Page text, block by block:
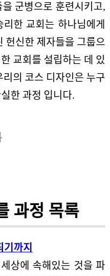
군병으로 훈련시키고,
한 교회는 하나님에게
헌신한 제자들을 그룹으
교회를 설립하는 데 있
의 코스 디자인은 누구
한 과정 입니다.
과정 목록
까지
상에 속해있는 것을 파